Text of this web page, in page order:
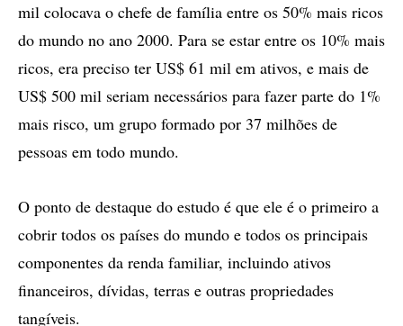
mil colocava o chefe de família entre os 50% mais ricos
do mundo no ano 2000. Para se estar entre os 10% mais
ricos, era preciso ter US$ 61 mil em ativos, e mais de
US$ 500 mil seriam necessários para fazer parte do 1%
mais risco, um grupo formado por 37 milhões de
pessoas em todo mundo.
O ponto de destaque do estudo é que ele é o primeiro a
cobrir todos os países do mundo e todos os principais
componentes da renda familiar, incluindo ativos
financeiros, dívidas, terras e outras propriedades
tangíveis.